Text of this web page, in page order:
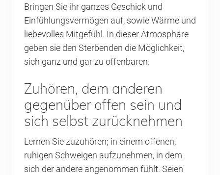
Bringen Sie ihr ganzes Geschick und
Einfühlungsvermögen auf, sowie Wärme und
liebevolles Mitgefühl. In dieser Atmosphäre
geben sie den Sterbenden die Möglichkeit,
sich ganz und gar zu offenbaren.
Zuhören, dem anderen
gegenüber offen sein und
sich selbst zurücknehmen
Lernen Sie zuzuhören; in einem offenen,
ruhigen Schweigen aufzunehmen, in dem
sich der andere angenommen fühlt. Seien